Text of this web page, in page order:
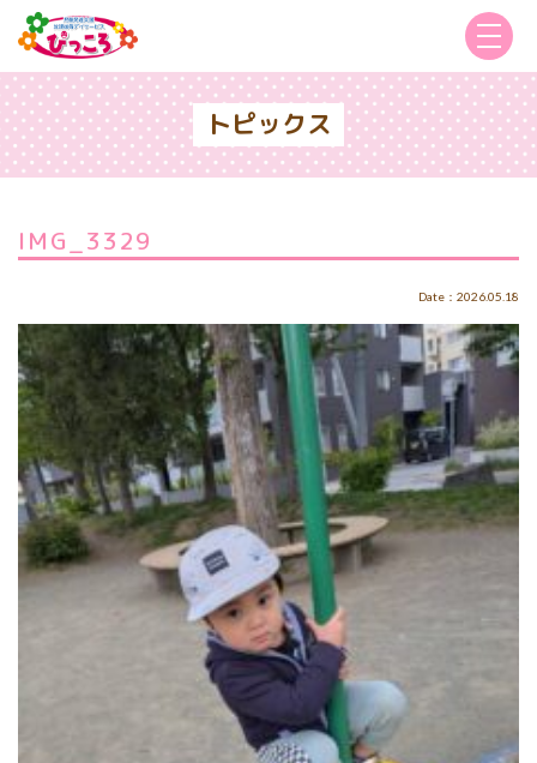
トピックス
IMG_3329
Date：2026.05.18